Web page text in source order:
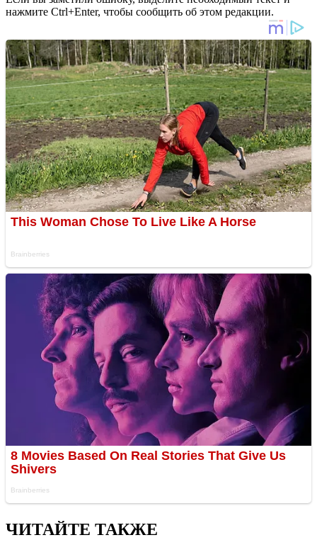
нажмите Ctrl+Enter, чтобы сообщить об этом редакции.
ЧИТАЙТЕ ТАКЖЕ